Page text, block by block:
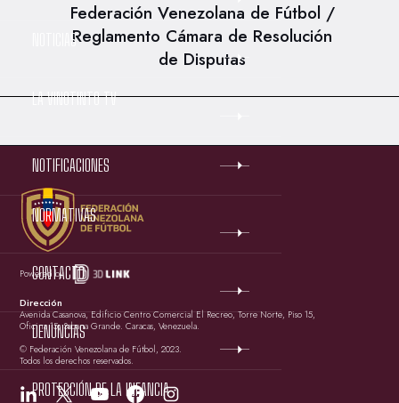
NOTICIAS
LA VINOTINTO TV
NOTIFICACIONES
NORMATIVAS
CONTACTO
DENUNCIAS
PROTECCIÓN DE LA INFANCIA
Federación Venezolana de Fútbol /
Reglamento Cámara de Resolución
de Disputas
Powered by
Dirección
Avenida Casanova, Edificio Centro Comercial El Recreo, Torre Norte, Piso 15,
Oficina 15, Sabana Grande. Caracas, Venezuela.
© Federación Venezolana de Fútbol, 2023.
Todos los derechos reservados.